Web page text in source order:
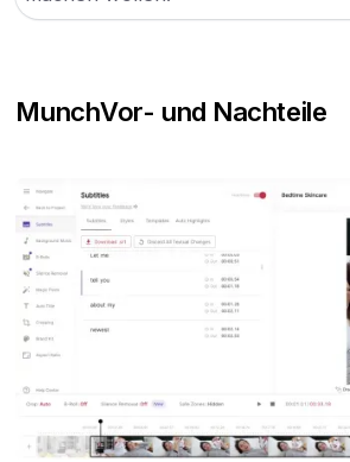
MunchVor- und Nachteile